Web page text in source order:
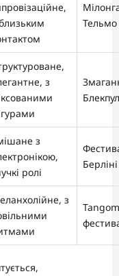
Тельмо
з
з
ролі
Берліні
з